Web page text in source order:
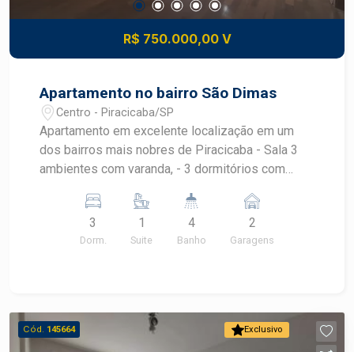
R$ 750.000,00 V
Apartamento no bairro São Dimas
Centro - Piracicaba/SP
Apartamento em excelente localização em um
dos bairros mais nobres de Piracicaba - Sala 3
ambientes com varanda, - 3 dormitórios com
armários - Quarto de empregada ou deposito. -
Hall com armários, - 2 vagas de garagem
3
Dorm.
1
Suite
4
Banho
2
Garagens
Exclusivo
Cód. 145664